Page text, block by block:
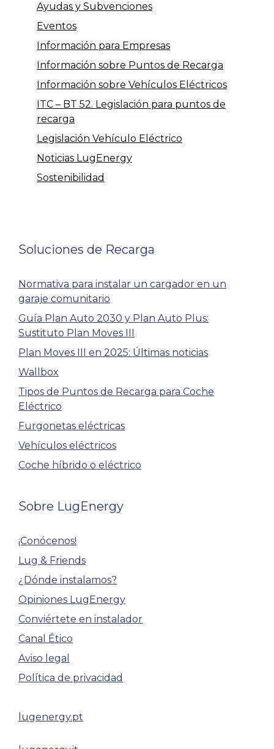
Ayudas y Subvenciones
Eventos
Información para Empresas
Información sobre Puntos de Recarga
Información sobre Vehículos Eléctricos
ITC – BT 52. Legislación para puntos de
recarga
Legislación Vehículo Eléctrico
Noticias LugEnergy
Sostenibilidad
Soluciones de Recarga
Normativa para instalar un cargador en un
garaje comunitario
Guía Plan Auto 2030 y Plan Auto Plus:
Sustituto Plan Moves III
Plan Moves III en 2025: Últimas noticias
Wallbox
Tipos de Puntos de Recarga para Coche
Eléctrico
Furgonetas eléctricas
Vehículos eléctricos
Coche híbrido o eléctrico
Sobre LugEnergy
¡Conócenos!
Lug & Friends
¿Dónde instalamos?
Opiniones LugEnergy
Conviértete en instalador
Canal Ético
Aviso legal
Política de privacidad
lugenergy.pt